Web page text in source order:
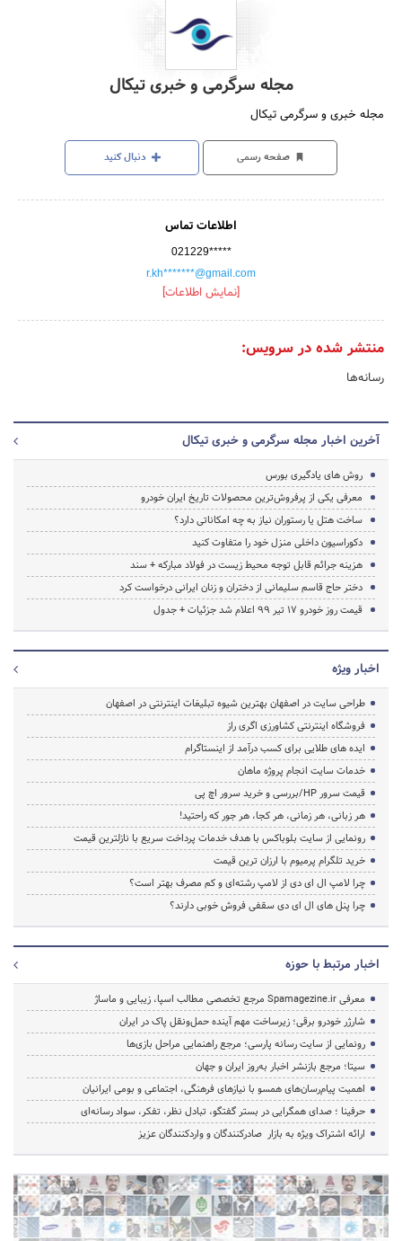
مجله سرگرمی و خبری تیکال
مجله خبری و سرگرمی تیکال
صفحه رسمی دنبال کنید
اطلاعات تماس
021229*****
r.kh*******@gmail.com
[نمایش اطلاعات]
منتشر شده در سرویس:
رسانه‌ها
آخرین اخبار مجله سرگرمی و خبری تیکال
روش های یادگیری بورس
معرفی یکی از پرفروش‌ترین محصولات تاریخ ایران‌ خودرو
ساخت هتل یا رستوران نیاز به چه امکاناتی دارد؟
دکوراسیون داخلی منزل خود را متفاوت کنید
هزینه جرائم قابل توجه محیط زیست در فولاد مبارکه + سند
دختر حاج قاسم سلیمانی از دختران و زنان ایرانی درخواست کرد
قیمت روز خودرو ۱۷ تیر ۹۹ اعلام شد جزئیات + جدول
اخبار ویژه
طراحی سایت در اصفهان بهترین شیوه تبلیغات اینترنتی در اصفهان
فروشگاه اینترنتی کشاورزی اگری راز
ایده های طلایی برای کسب درآمد از اینستاگرام
خدمات سایت انجام پروژه ماهان
قیمت سرور HP/بررسی و خرید سرور اچ پی
هر زبانی، هر زمانی، هر کجا، هر جور که راحتید!
رونمایی از سایت بلوباکس با هدف خدمات پرداخت سریع با نازلترین قیمت
خرید تلگرام پرمیوم با ارزان ترین قیمت
چرا لامپ ال ای دی از لامپ رشته‌ای و کم مصرف بهتر است؟
چرا پنل های ال ای دی سقفی فروش خوبی دارند؟
اخبار مرتبط با حوزه
معرفی Spamagezine.ir مرجع تخصصی مطالب اسپا، زیبایی و ماساژ
شارژر خودرو برقی؛ زیرساخت مهم آینده حمل‌ونقل پاک در ایران
رونمایی از سایت رسانه پارسی؛ مرجع راهنمایی مراحل بازی‌ها
سیتا؛ مرجع بازنشر اخبار به‌روز ایران و جهان
اهمیت پیام‌رسان‌های همسو با نیازهای فرهنگی، اجتماعی و بومی ایرانیان
حرفینا ؛ صدای همگرایی در بستر گفتگو، تبادل نظر، تفکر، سواد رسانه‌ای
ارائه اشتراک ویژه به بازار صادرکنندگان و واردکنندگان عزیز